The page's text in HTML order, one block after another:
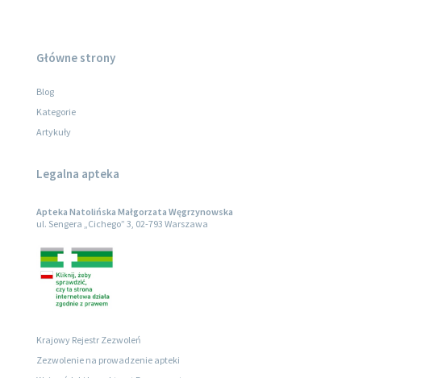
Główne strony
Blog
Kategorie
Artykuły
Legalna apteka
Apteka Natolińska Małgorzata Węgrzynowska
ul. Sengera „Cichego” 3, 02-793 Warszawa
Krajowy Rejestr Zezwoleń
Zezwolenie na prowadzenie apteki